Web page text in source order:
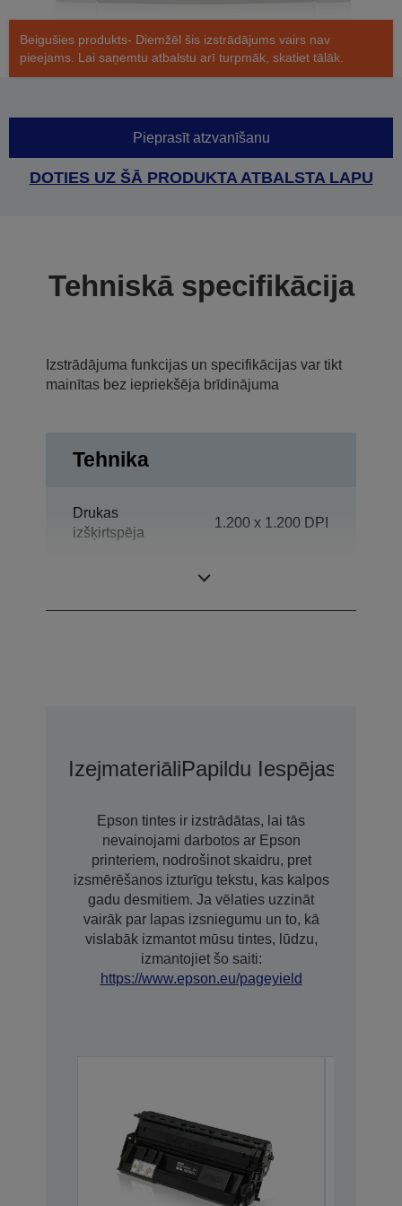
Beigušies produkts- Diemžēl šis izstrādājums vairs nav
pieejams. Lai saņemtu atbalstu arī turpmāk, skatiet tālāk.
Pieprasīt atzvanīšanu
DOTIES UZ ŠĀ PRODUKTA ATBALSTA LAPU
Tehniskā specifikācija
Izstrādājuma funkcijas un specifikācijas var tikt
mainītas bez iepriekšēja brīdinājuma
Tehnika
Drukas
izšķirtspēja
1.200 x 1.200 DPI
IzejmateriāliPapildu Iespējas
Epson tintes ir izstrādātas, lai tās
nevainojami darbotos ar Epson
printeriem, nodrošinot skaidru, pret
izsmērēšanos izturīgu tekstu, kas kalpos
gadu desmitiem. Ja vēlaties uzzināt
vairāk par lapas izsniegumu un to, kā
vislabāk izmantot mūsu tintes, lūdzu,
izmantojiet šo saiti:
https://www.epson.eu/pageyield